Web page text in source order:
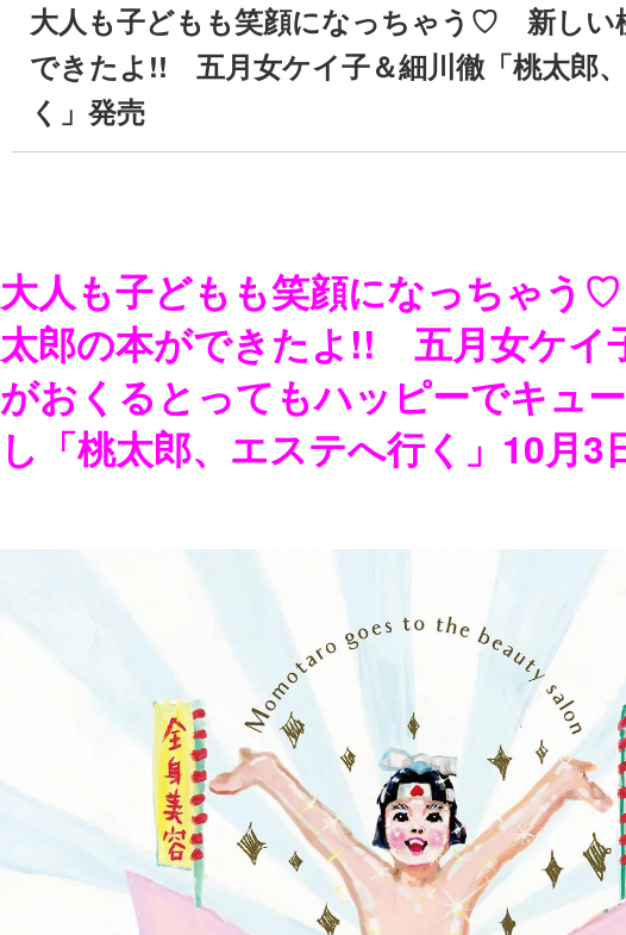
大人も子どもも笑顔になっちゃう♡ 新しい
できたよ!! 五月女ケイ子＆細川徹「桃太郎
く」発売
大人も子どもも笑顔になっちゃ
太郎の本ができたよ!! 五月女ケイ
がおくるとってもハッピーでキュ
し「桃太郎、エステへ行く」10月3